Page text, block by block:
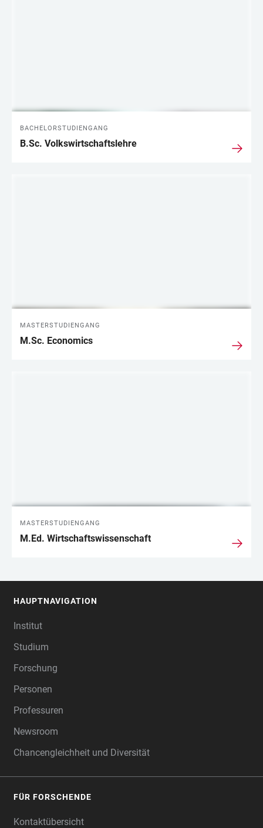
BACHELORSTUDIENGANG
B.Sc. Volkswirtschaftslehre
MASTERSTUDIENGANG
M.Sc. Economics
MASTERSTUDIENGANG
M.Ed. Wirtschaftswissenschaft
HAUPTNAVIGATION
Institut
Studium
Forschung
Personen
Professuren
Newsroom
Chancengleichheit und Diversität
FÜR FORSCHENDE
Kontaktübersicht